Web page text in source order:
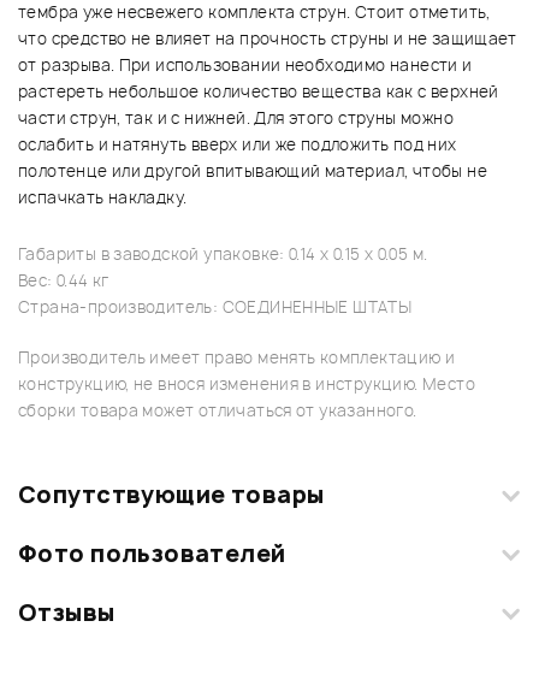
тембра уже несвежего комплекта струн. Стоит отметить,
что средство не влияет на прочность струны и не защищает
от разрыва. При использовании необходимо нанести и
растереть небольшое количество вещества как с верхней
части струн, так и с нижней. Для этого струны можно
ослабить и натянуть вверх или же подложить под них
полотенце или другой впитывающий материал, чтобы не
испачкать накладку.
Габариты в заводской упаковке: 0.14 x 0.15 x 0.05 м.
Вес: 0.44 кг
Страна-производитель: СОЕДИНЕННЫЕ ШТАТЫ
Производитель имеет право менять комплектацию и
конструкцию, не внося изменения в инструкцию. Место
сборки товара может отличаться от указанного.
Сопутствующие товары
Фото пользователей
Загрузите свои фотографии купленного товара и получите
Отзывы